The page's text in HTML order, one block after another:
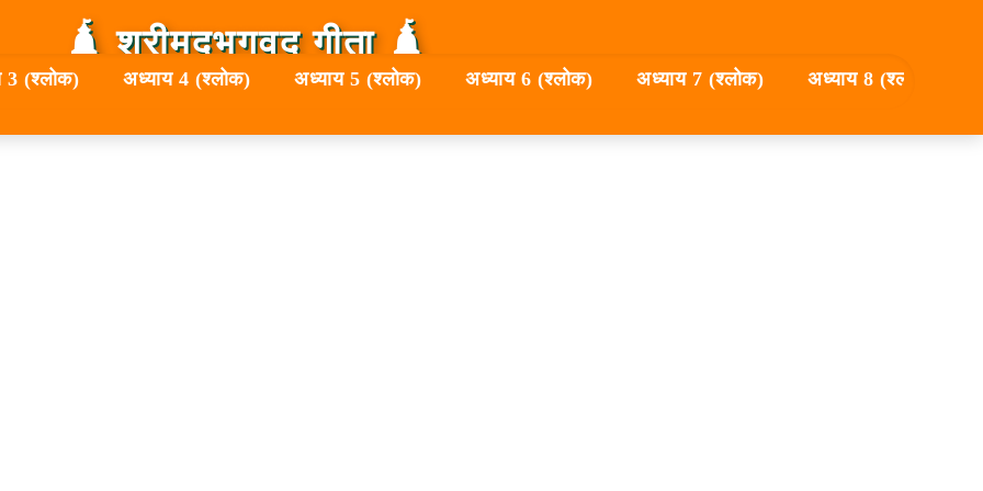
🛕 श्रीमद्‍भगवद्‍ गीता 🛕
3 (श्लोक) अध्याय 4 (श्लोक) अध्याय 5 (श्लोक) अध्याय 6 (श्लोक) अध्याय 7 (श्लोक) अध्याय 8 (श्लोक)